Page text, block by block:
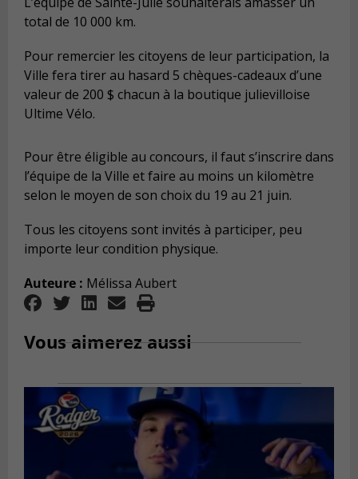
total de 10 000 km.
Pour remercier les citoyens de leur participation, la
Ville fera tirer au hasard 5 chèques-cadeaux d’une
valeur de 200 $ chacun à la boutique julievilloise
Ultime Vélo.
Pour être éligible au concours, il faut s’inscrire dans
l’équipe de la Ville et faire au moins un kilomètre
selon le moyen de son choix du 19 au 21 juin.
Tous les citoyens sont invités à participer, peu
importe leur condition physique.
Auteure : Mélissa Aubert
Vous aimerez aussi